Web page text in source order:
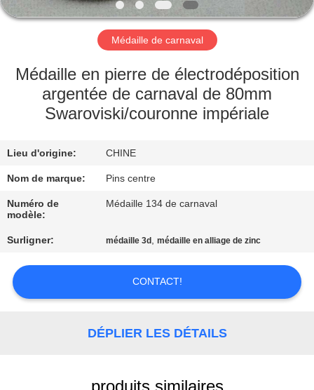
NOUS
VISITE
D'USINE
DE
QUALITÉ
NOUS
NOUVELLES
Médaille de carnaval
Médaille en pierre de électrodéposition
argentée de carnaval de 80mm
Swaroviski/couronne impériale
Lieu d'origine: CHINE
Nom de marque: Pins centre
Numéro de
modèle:
Médaille 134 de carnaval
Surligner: médaille 3d ,médaille en alliage de zinc
CONTACT!
DÉPLIER LES DÉTAILS
produits similaires